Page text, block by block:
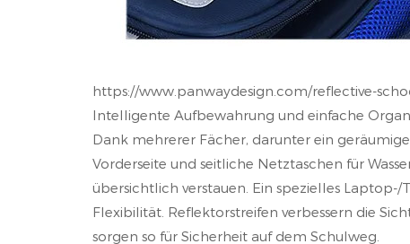
https://www.panwaydesign.com/reflective-
Intelligente Aufbewahrung und einfache
Dank mehrerer Fächer, darunter ein
Vorderseite und seitliche Netztaschen für
übersichtlich verstauen. Ein spezielles
Flexibilität. Reflektorstreifen verbessern die
sorgen so für Sicherheit auf dem Schulweg.